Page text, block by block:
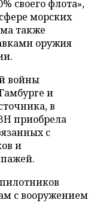
своего флота»,
морских
также
оружия
войны
и
в
приобрела
с
и
с вооружением